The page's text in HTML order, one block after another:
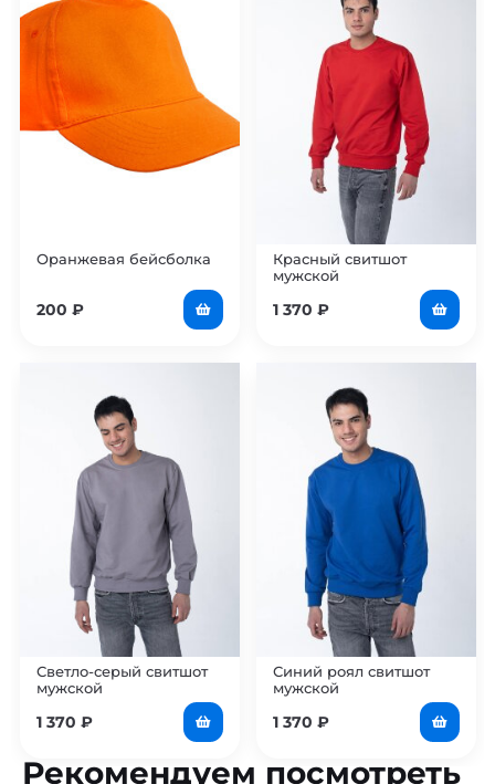
Оранжевая бейсболка
200 ₽
Красный свитшот
мужской
1 370 ₽
Светло-серый свитшот
мужской
1 370 ₽
Синий роял свитшот
мужской
1 370 ₽
Рекомендуем посмотреть